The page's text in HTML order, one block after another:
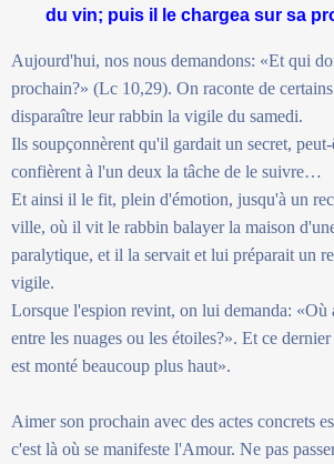
du vin; puis il le chargea sur sa
Aujourd'hui, nos nous demandons: «Et qui
prochain?» (Lc 10,29). On raconte de
disparaître leur rabbin la vigile du samedi.
Ils soupçonnèrent qu'il gardait un secret,
confièrent à l'un deux la tâche de le suivre…
Et ainsi il le fit, plein d'émotion, jusqu'à un
ville, où il vit le rabbin balayer la maison
paralytique, et il la servait et lui préparait un
vigile.
Lorsque l'espion revint, on lui demanda: «Où
entre les nuages ou les étoiles?». Et ce
est monté beaucoup plus haut».
Aimer son prochain avec des actes concrets
c'est là où se manifeste l'Amour. Ne pas